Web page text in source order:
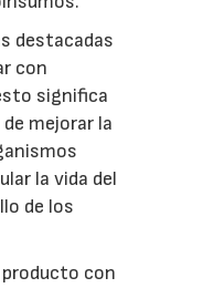
destacadas
con
significa
mejorar la
la vida del
de los
producto con